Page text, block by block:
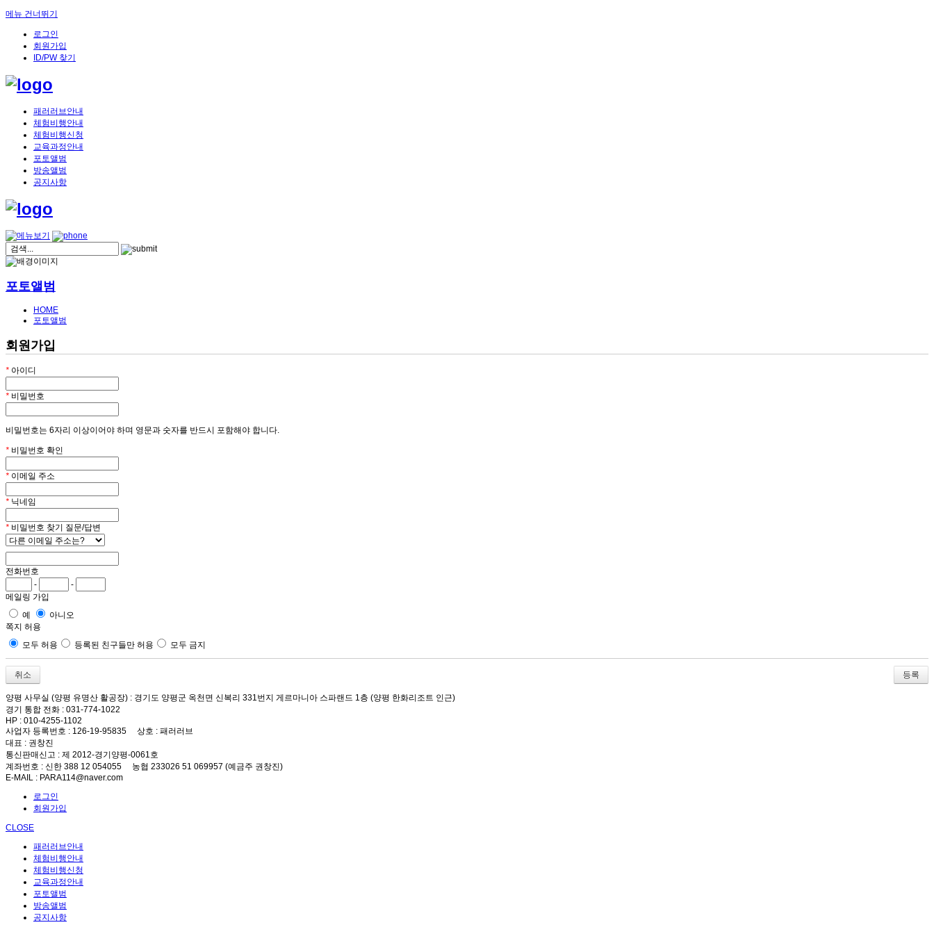
메뉴 건너뛰기
로그인
회원가입
ID/PW 찾기
패러러브안내
체험비행안내
체험비행신청
교육과정안내
포토앨범
방송앨범
공지사항
포토앨범
HOME
포토앨범
회원가입
* 아이디
* 비밀번호
비밀번호는 6자리 이상이어야 하며 영문과 숫자를 반드시 포함해야 합니다.
* 비밀번호 확인
* 이메일 주소
* 닉네임
* 비밀번호 찾기 질문/답변
전화번호
-
-
메일링 가입
예
아니오
쪽지 허용
모두 허용
등록된 친구들만 허용 모두 금지
취소
양평 사무실 (양평 유명산 활공장) : 경기도 양평군 옥천면 신복리 331번지 게르마니아 스파랜드 1층 (양평 한화리조트 인근)
경기 통합 전화 : 031-774-1022
HP : 010-4255-1102
사업자 등록번호 : 126-19-95835 상호 : 패러러브
대표 : 권창진
통신판매신고 : 제 2012-경기양평-0061호
계좌번호 : 신한 388 12 054055 농협 233026 51 069957 (예금주 권창진)
E-MAIL : PARA114@naver.com
로그인
회원가입
CLOSE
패러러브안내
체험비행안내
체험비행신청
교육과정안내
포토앨범
방송앨범
공지사항